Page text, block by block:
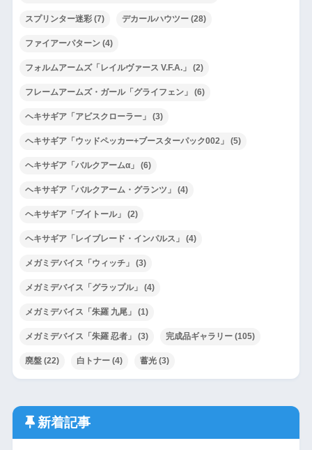
スプリンター迷彩(7) デカールハウツー(28)
ファイアーパターン(4)
フォルムアームズ「レイルヴァース V.F.A.」 (2)
フレームアームズ・ガール「グライフェン」 (6)
ヘキサギア「アビスクローラー」 (3)
ヘキサギア「ウッドペッカー+ブースターパック002」 (5)
ヘキサギア「バルクアームα」 (6)
ヘキサギア「バルクアーム・グランツ」 (4)
ヘキサギア「ブイトール」 (2)
ヘキサギア「レイブレード・インパルス」 (4)
メガミデバイス「ウィッチ」 (3)
メガミデバイス「グラップル」 (4)
メガミデバイス「朱羅 九尾」 (1)
メガミデバイス「朱羅 忍者」 (3) 完成品ギャラリー(105)
廃盤(22) 白トナー(4) 蓄光(3)
新着記事